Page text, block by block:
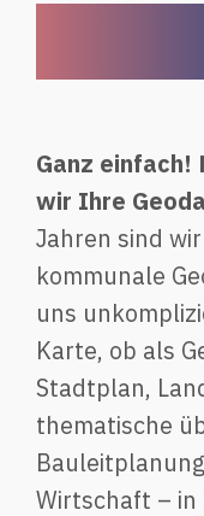
Ganz einfach!
wir Ihre
Jahren sind
kommunale
uns
Karte, ob als
Stadtplan,
thematische
Wirtschaft – in